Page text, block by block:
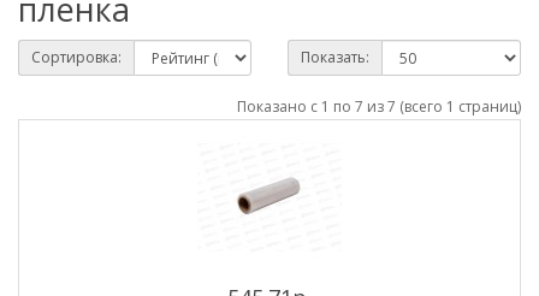
пленка
Сортировка: Показать:
Показано с 1 по 7 из 7 (всего 1 страниц)